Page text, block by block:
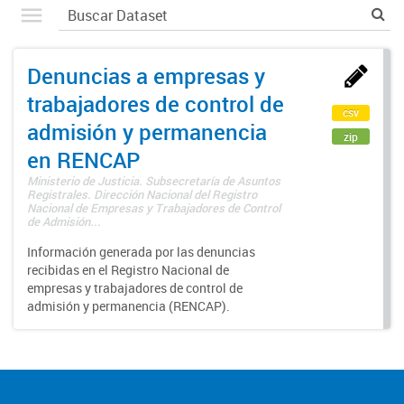
Denuncias a empresas y
trabajadores de control de
admisión y permanencia
en RENCAP
Ministerio de Justicia. Subsecretaría de Asuntos
Registrales. Dirección Nacional del Registro
Nacional de Empresas y Trabajadores de Control
de Admisión...
Información generada por las denuncias
recibidas en el Registro Nacional de
empresas y trabajadores de control de
admisión y permanencia (RENCAP).
csv
zip